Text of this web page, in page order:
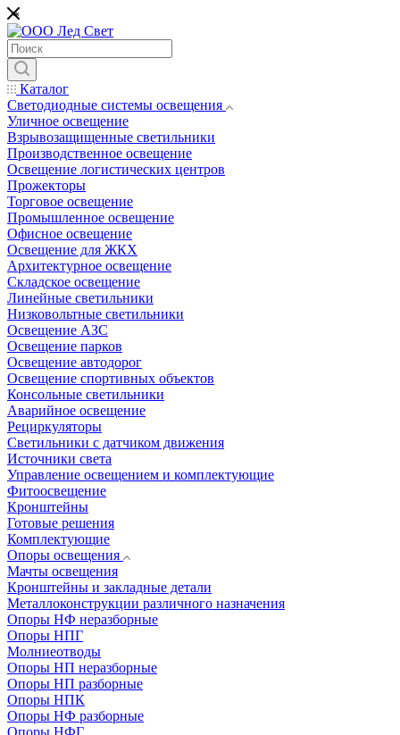
Каталог
Светодиодные системы освещения
Уличное освещение
Взрывозащищенные светильники
Производственное освещение
Освещение логистических центров
Прожекторы
Торговое освещение
Промышленное освещение
Офисное освещение
Освещение для ЖКХ
Архитектурное освещение
Складское освещение
Линейные светильники
Низковольтные светильники
Освещение АЗС
Освещение парков
Освещение автодорог
Освещение спортивных объектов
Консольные светильники
Аварийное освещение
Рециркуляторы
Светильники с датчиком движения
Источники света
Управление освещением и комплектующие
Фитоосвещение
Кронштейны
Готовые решения
Комплектующие
Опоры освещения
Мачты освещения
Кронштейны и закладные детали
Металлоконструкции различного назначения
Опоры НФ неразборные
Опоры НПГ
Молниеотводы
Опоры НП неразборные
Опоры НП разборные
Опоры НПК
Опоры НФ разборные
Опоры НФГ
*